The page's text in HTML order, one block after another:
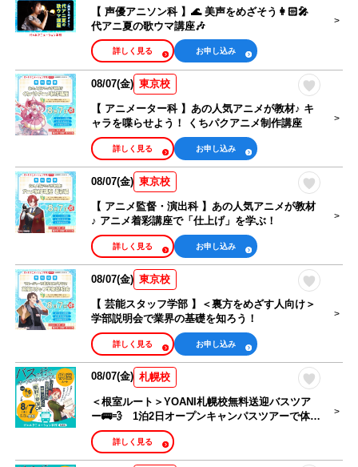
【 声優アニソン科 】🌊 美声をめざそう👩🏻‍🎤
代アニ夏の歌ウマ講座🎶
お申し込み
詳しく見る
08/07(金) 東京校
【 アニメーター科 】あの人気アニメが教材♪ キ
ャラを喋らせよう！ くちパクアニメ制作講座
お申し込み
詳しく見る
08/07(金) 東京校
【 アニメ監督・演出科 】あの人気アニメが教材
♪ アニメ着彩講座で「仕上げ」を学ぶ！
お申し込み
詳しく見る
08/07(金) 東京校
【 芸能スタッフ学部 】＜裏方をめざす人向け＞
学部説明会で業界の基礎を知ろう！
お申し込み
詳しく見る
08/07(金) 札幌校
＜根室ルート＞YOANI札幌校無料送迎バスツア
ー🚌💨 1泊2日オープンキャンパスツアーで体験
授業を楽しもう！
詳しく見る